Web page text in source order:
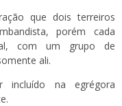
que dois terreiros
porém cada
com um grupo de
ali.
incluído na egrégora